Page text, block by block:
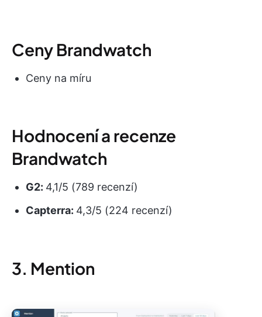
Ceny Brandwatch
Ceny na míru
Hodnocení a recenze
Brandwatch
G2: 4,1/5 (789 recenzí)
Capterra: 4,3/5 (224 recenzí)
3. Mention